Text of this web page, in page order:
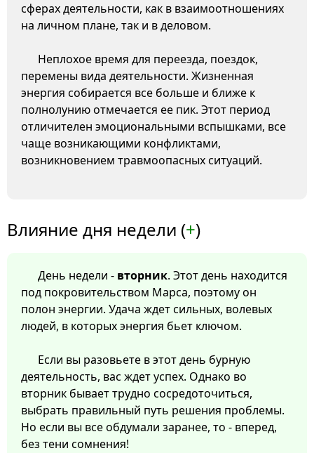
сферах деятельности, как в взаимоотношениях
на личном плане, так и в деловом.
Неплохое время для переезда, поездок,
перемены вида деятельности. Жизненная
энергия собирается все больше и ближе к
полнолунию отмечается ее пик. Этот период
отличителен эмоциональными вспышками, все
чаще возникающими конфликтами,
возникновением травмоопасных ситуаций.
Влияние дня недели (+)
День недели - вторник. Этот день находится
под покровительством Марса, поэтому он
полон энергии. Удача ждет сильных, волевых
людей, в которых энергия бьет ключом.
Если вы разовьете в этот день бурную
деятельность, вас ждет успех. Однако во
вторник бывает трудно сосредоточиться,
выбрать правильный путь решения проблемы.
Но если вы все обдумали заранее, то - вперед,
без тени сомнения!